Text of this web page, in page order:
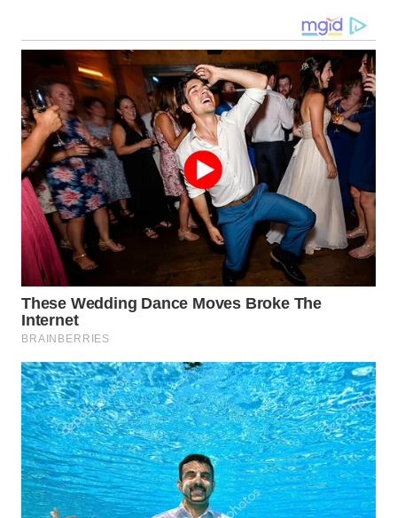
WN
LANGKAT
WN
TAPANULI
SELATAN
WN
TANJUNG
LESUNG
WN
KARO
WN
WN
LABUHANBATU
WN
TAPANULI
TENGAH